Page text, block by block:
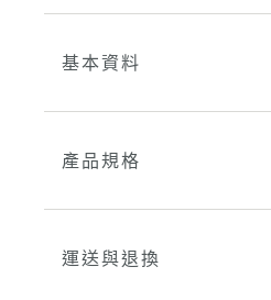
基本資料
產品規格
運送與退換